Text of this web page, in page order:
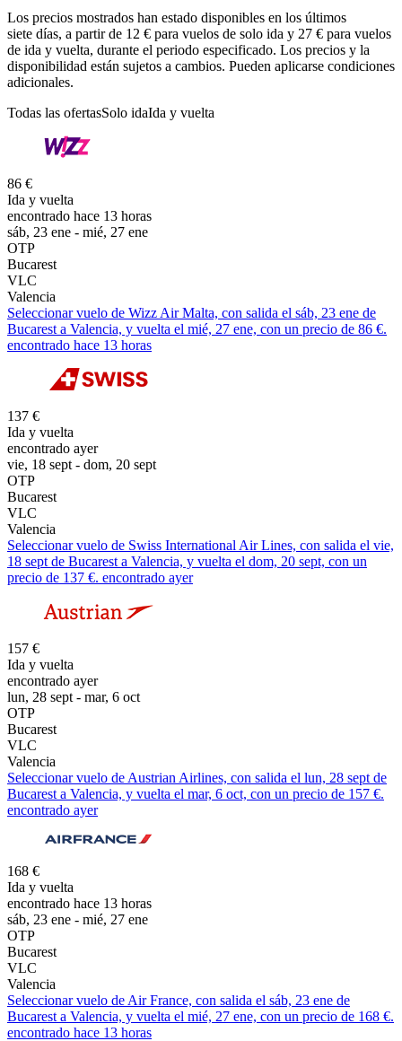
Los precios mostrados han estado disponibles en los últimos
siete días, a partir de 12 € para vuelos de solo ida y 27 € para vuelos
de ida y vuelta, durante el periodo especificado. Los precios y la
disponibilidad están sujetos a cambios. Pueden aplicarse condiciones
adicionales.
Todas las ofertasSolo idaIda y vuelta
86 €
Ida y vuelta
encontrado hace 13 horas
sáb, 23 ene - mié, 27 ene
OTP
Bucarest
VLC
Valencia
Seleccionar vuelo de Wizz Air Malta, con salida el sáb, 23 ene de
Bucarest a Valencia, y vuelta el mié, 27 ene, con un precio de 86 €.
encontrado hace 13 horas
137 €
Ida y vuelta
encontrado ayer
vie, 18 sept - dom, 20 sept
OTP
Bucarest
VLC
Valencia
Seleccionar vuelo de Swiss International Air Lines, con salida el vie,
18 sept de Bucarest a Valencia, y vuelta el dom, 20 sept, con un
precio de 137 €. encontrado ayer
157 €
Ida y vuelta
encontrado ayer
lun, 28 sept - mar, 6 oct
OTP
Bucarest
VLC
Valencia
Seleccionar vuelo de Austrian Airlines, con salida el lun, 28 sept de
Bucarest a Valencia, y vuelta el mar, 6 oct, con un precio de 157 €.
encontrado ayer
168 €
Ida y vuelta
encontrado hace 13 horas
sáb, 23 ene - mié, 27 ene
OTP
Bucarest
VLC
Valencia
Seleccionar vuelo de Air France, con salida el sáb, 23 ene de
Bucarest a Valencia, y vuelta el mié, 27 ene, con un precio de 168 €.
encontrado hace 13 horas